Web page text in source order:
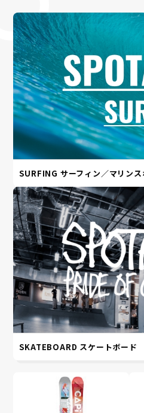
SURFING サーフィン／マリンス
SKATEBOARD スケートボード